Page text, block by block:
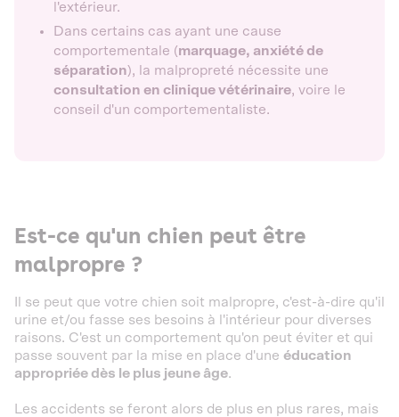
l'extérieur.
Dans certains cas ayant une cause
comportementale (marquage, anxiété de
séparation), la malpropreté nécessite une
consultation en clinique vétérinaire, voire le
conseil d'un comportementaliste.
Est-ce qu'un chien peut être
malpropre ?
Il se peut que votre chien soit malpropre, c'est-à-dire qu'il
urine et/ou fasse ses besoins à l'intérieur pour diverses
raisons. C'est un comportement qu'on peut éviter et qui
passe souvent par la mise en place d'une éducation
appropriée dès le plus jeune âge.
Les accidents se feront alors de plus en plus rares, mais